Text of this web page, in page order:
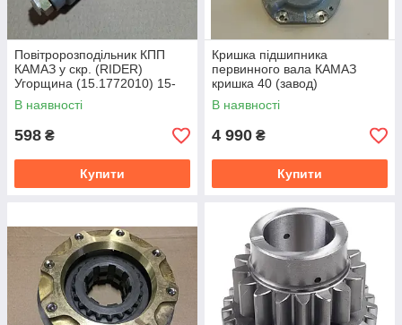
Повітророзподільник КПП
КАМАЗ у скр. (RIDER)
Угорщина (15.1772010) 15-
1772024-01
В наявності
598 ₴
Купити
Кришка підшипника
первинного вала КАМАЗ
кришка 40 (завод)
14.1701040
В наявності
4 990 ₴
Купити